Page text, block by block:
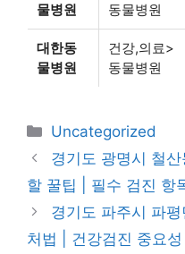
물병원
동물병원
대한동
물병원
건강,의료>
동물병원
카
테
리
Uncategorized
경기도 광명시 철
할 꿀팁 | 필수 검진 항
경기도 파주시 파
처법 | 건강검진 중요성